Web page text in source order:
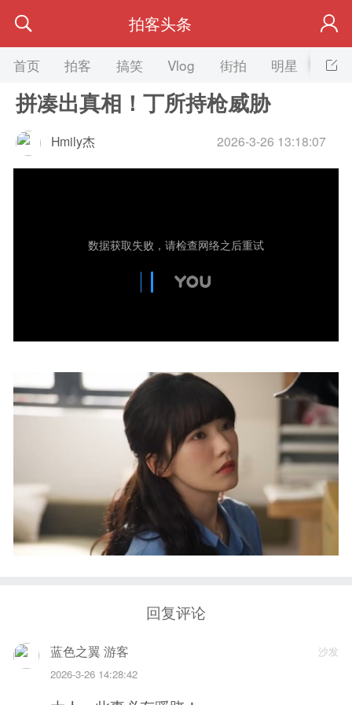
拍客头条
首页 拍客 搞笑 Vlog 街拍 明星 美女
拼凑出真相！丁所持枪威胁
Hmily杰 2026-3-26 13:18:07
回复评论
沙发
蓝色之翼 游客
2026-3-26 14:28:42